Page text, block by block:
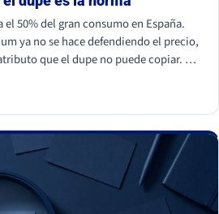
el 50% del gran consumo en España.
ya no se hace defendiendo el precio,
que el dupe no puede copiar. Si